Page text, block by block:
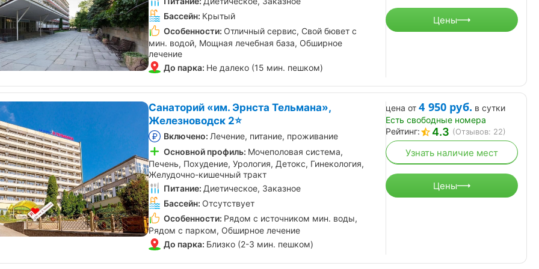
Бассейн: Крытый
Особенности: Отличный сервис, Свой бювет с
мин. водой, Мощная лечебная база, Обширное
лечение
До парка: Не далеко (15 мин. пешком)
Цены
Санаторий «им. Эрнста Тельмана»,
Железноводск 2⭐
Включено: Лечение, питание, проживание
Основной профиль: Мочеполовая система,
Печень, Похудение, Урология, Детокс, Гинекология,
Желудочно-кишечный тракт
Питание: Диетическое, Заказное
Бассейн: Отсутствует
Особенности: Рядом с источником мин. воды,
Рядом с парком, Обширное лечение
До парка: Близко (2-3 мин. пешком)
цена от 4 950 руб. в сутки
Есть свободные номера
Рейтинг:
4.3 (Отзывов: 22)
Узнать наличие мест
Цены